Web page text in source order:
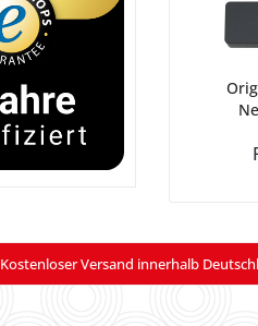
Kostenloser Versand innerhalb